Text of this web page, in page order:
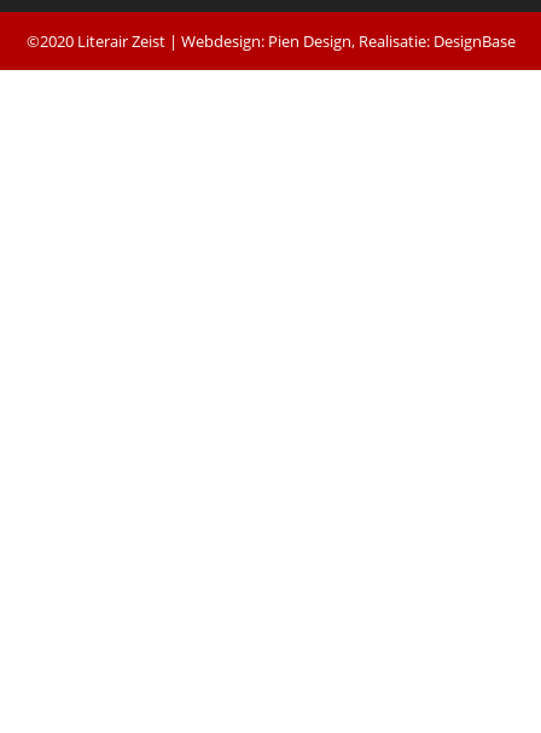
©2020 Literair Zeist | Webdesign: Pien Design, Realisatie: DesignBase